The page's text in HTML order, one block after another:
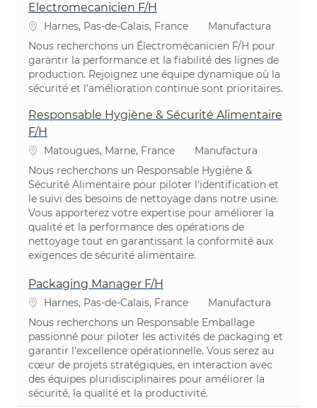
Electromecanicien F/H
Ubicación
Harnes, Pas-de-Calais, France Categoría
Manufactura
Nous recherchons un Électromécanicien F/H pour
garantir la performance et la fiabilité des lignes de
production. Rejoignez une équipe dynamique où la
sécurité et l'amélioration continue sont prioritaires.
Responsable Hygiène & Sécurité Alimentaire
F/H
Ubicación
Matougues, Marne, France Categoría
Manufactura
Nous recherchons un Responsable Hygiène &
Sécurité Alimentaire pour piloter l'identification et
le suivi des besoins de nettoyage dans notre usine.
Vous apporterez votre expertise pour améliorer la
qualité et la performance des opérations de
nettoyage tout en garantissant la conformité aux
exigences de sécurité alimentaire.
Packaging Manager F/H
Ubicación
Harnes, Pas-de-Calais, France Categoría
Manufactura
Nous recherchons un Responsable Emballage
passionné pour piloter les activités de packaging et
garantir l'excellence opérationnelle. Vous serez au
cœur de projets stratégiques, en interaction avec
des équipes pluridisciplinaires pour améliorer la
sécurité, la qualité et la productivité.